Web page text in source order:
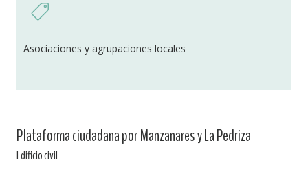
Asociaciones y agrupaciones locales
Plataforma ciudadana por Manzanares y La Pedriza
Edificio civil